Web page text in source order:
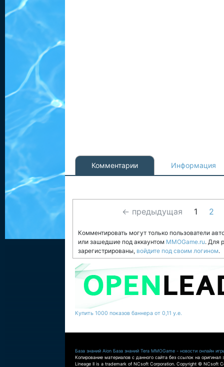
Комментарии Информация
← предыдущая 1 2
Комментировать могут только пользователи
или зашедшие под аккаунтом MMOGame.ru. Для
зарегистрированы, войдите под своим логином.
Купить 1000 показов баннера от 0,11 у.е.
База знаний Aion База знаний Tera MMOGame - новости онлайн
Копирование материалов с данного сайта без ссылок на оригинал
Lineage II is a trademark of NCsoft Corporation. Copyright © NCsoft